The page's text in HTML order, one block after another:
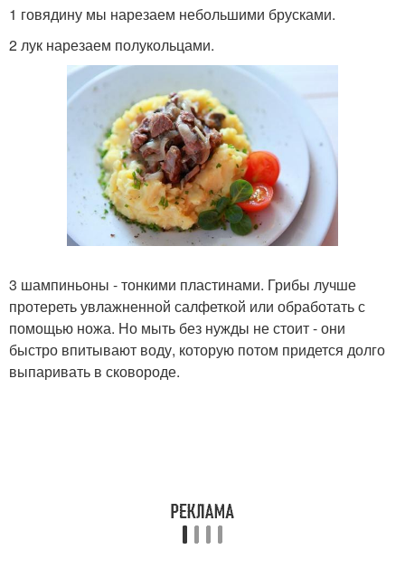
1 говядину мы нарезаем небольшими брусками.
2 лук нарезаем полукольцами.
3 шампиньоны - тонкими пластинами. Грибы лучше
протереть увлажненной салфеткой или обработать с
помощью ножа. Но мыть без нужды не стоит - они
быстро впитывают воду, которую потом придется долго
выпаривать в сковороде.